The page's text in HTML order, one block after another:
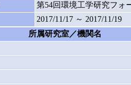
第54回環境工学研究フォ
2017/11/17 ～ 2017/11/19
所属研究室／機関名